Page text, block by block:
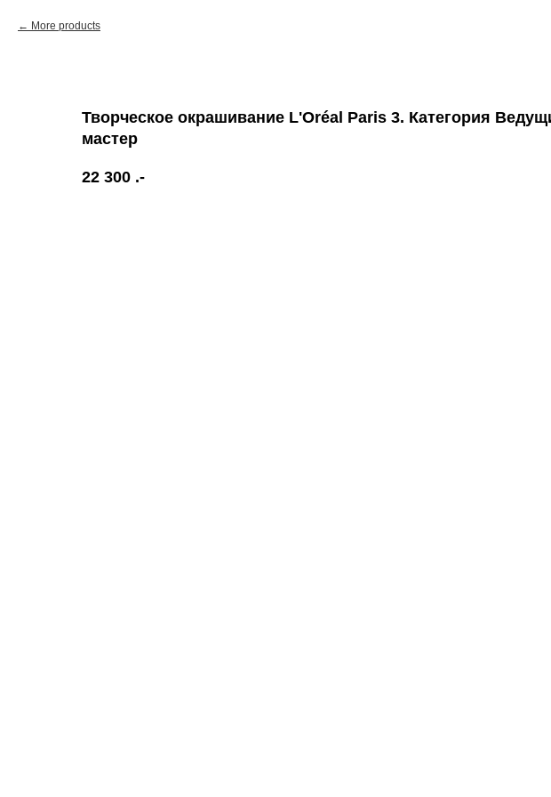
More products
Творческое окрашивание L'Oréal Paris 3. Категория
мастер
22 300 .-